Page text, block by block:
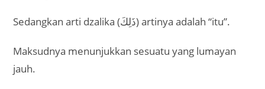
Sedangkan arti dzalika (ذَلِكَ) artinya adalah “itu”.
Maksudnya menunjukkan sesuatu yang lumayan
jauh.